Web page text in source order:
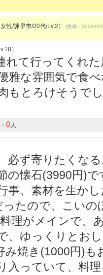
性/諫早市/20代/Lv.2） (投稿：2009/
）
れて行ってくれ
雅な雰囲気で食
もとろけそうで
0人
必ず寄りたくな
の懐石(3990円)
事、素材を生か
たので、こい
理がメインで、
、ゆっくりとお
み焼き(1000円)
入っていて、料